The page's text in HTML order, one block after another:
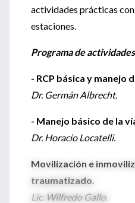
actividades prácticas
estaciones.
Programa de
- RCP básica y manejo
Dr. Germán Albrecht.
- Manejo básico de la
Dr. Horacio Locatelli.
Movilización e
traumatizado.
Lic. Wilfredo Gallo.